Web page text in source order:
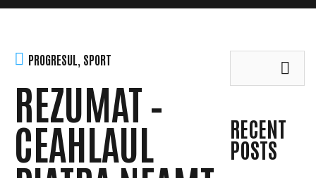
PROGRESUL SPORT
REZUMAT –
CEAHLAUL RECENT
POSTS